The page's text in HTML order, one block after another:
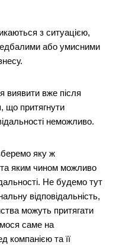
з ситуацією,
або умисними
виявити вже після
що притягнути
неможливо.
яку ж
та яким чином можливо
Не будемо тут
відповідальність,
можуть притягати
саме на
компанією та її